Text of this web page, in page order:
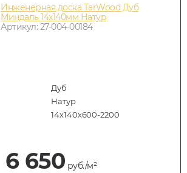
Инженерная доска TarWood Дуб
Миндаль 14х140мм Натур
Артикул: 27-004-00184
Дуб
Натур
14х140х600-2200
6 650 руб./м²